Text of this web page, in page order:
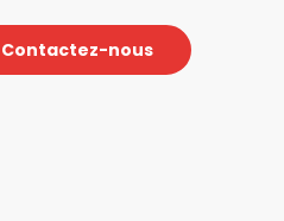
Contactez-nous